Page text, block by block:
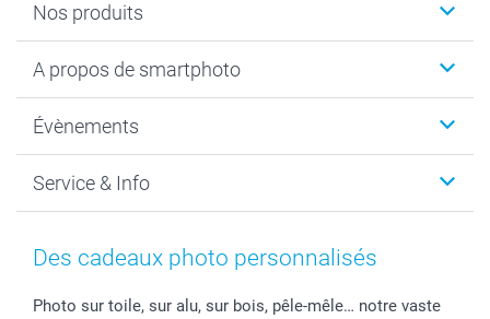
Nos produits
Cadeaux photo
MyNameBook
Développement photo & Tirage photo
Cadres photo & accessoires déco
Stickers & Etiquettes
A propos de smartphoto
Durabilité
Gestion des cookies
Mentions Légales
Affiliation
Évènements
Nouvel An
Fête des Mères
Confirmation ou communion
Service & Info
Tarifs et frais de livraison
Livraison en 48 heures
Des cadeaux photo personnalisés
Photo sur toile, sur alu, sur bois, pêle-mêle… notre vaste